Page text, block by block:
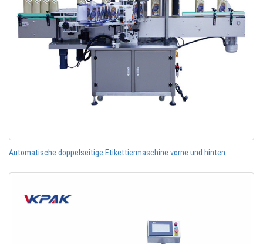
Automatische doppelseitige Etikettiermaschine vorne und hinten